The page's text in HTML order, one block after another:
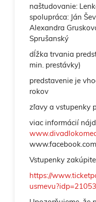
naštudovanie:
spolupráca: Ján
Alexandra
Sprušanský
dĺžka trvania
min. prestávky)
predstavenie je
rokov
zľavy a vstupenky
viac informácií
Vstupenky
https://